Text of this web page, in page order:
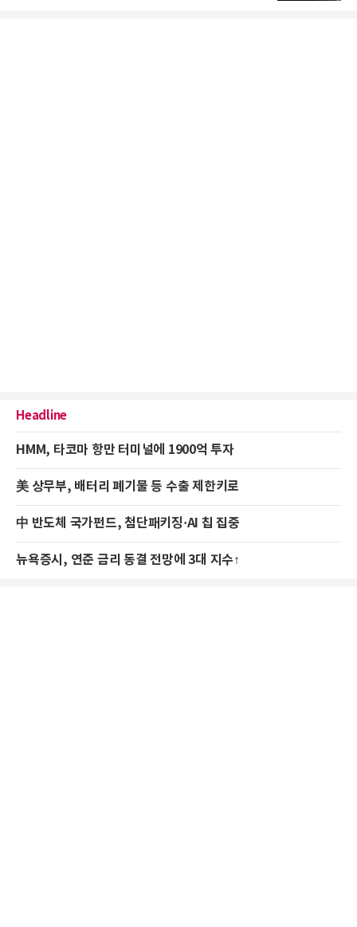
Headline
HMM, 타코마 항만 터미널에 1900억 투자
美 상무부, 배터리 폐기물 등 수출 제한키로
中 반도체 국가펀드, 첨단패키징·AI 칩 집중
뉴욕증시, 연준 금리 동결 전망에 3대 지수↑